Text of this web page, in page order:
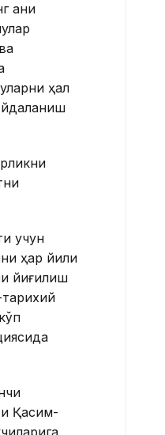
аниқ
ҳал
учун
ҳар йили
йиғилиш
тарихий
Қасим-